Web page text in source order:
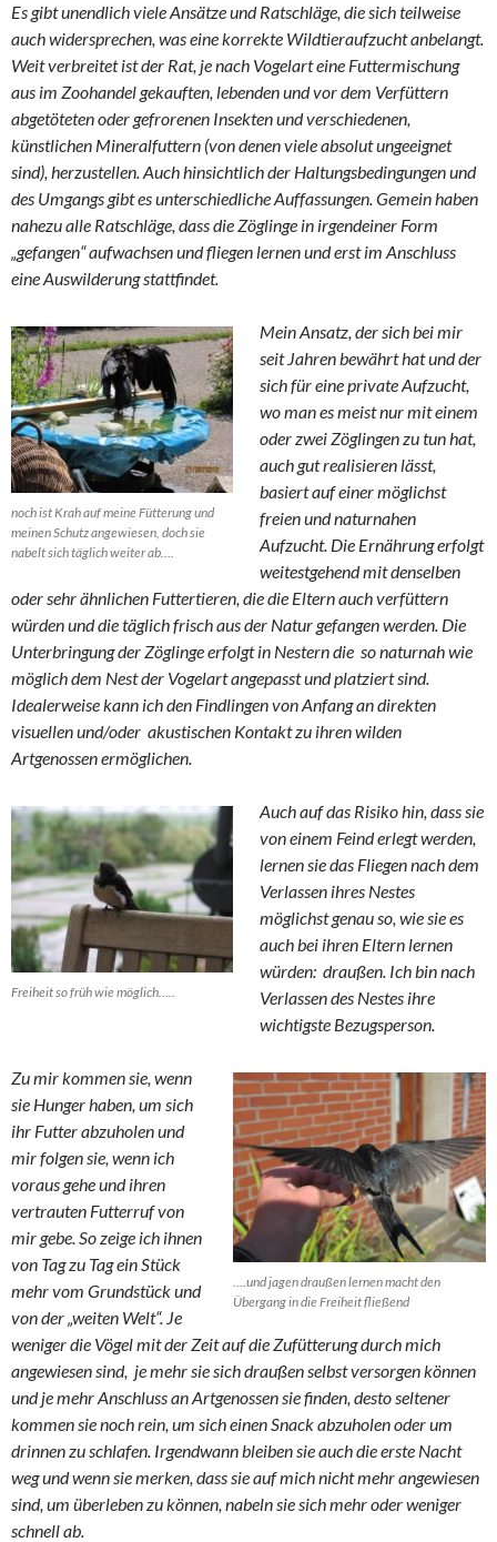
Es gibt unendlich viele Ansätze und Ratschläge, die sich teilweise
auch widersprechen, was eine korrekte Wildtieraufzucht anbelangt.
Weit verbreitet ist der Rat, je nach Vogelart eine Futtermischung
aus im Zoohandel gekauften, lebenden und vor dem Verfüttern
abgetöteten oder gefrorenen Insekten und verschiedenen,
künstlichen Mineralfuttern (von denen viele absolut ungeeignet
sind), herzustellen. Auch hinsichtlich der Haltungsbedingungen und
des Umgangs gibt es unterschiedliche Auffassungen. Gemein haben
nahezu alle Ratschläge, dass die Zöglinge in irgendeiner Form
„gefangen“ aufwachsen und fliegen lernen und erst im Anschluss
eine Auswilderung stattfindet.
noch ist Krah auf meine Fütterung und
meinen Schutz angewiesen, doch sie
nabelt sich täglich weiter ab….
Mein Ansatz, der sich bei mir
seit Jahren bewährt hat und der
sich für eine private Aufzucht,
wo man es meist nur mit einem
oder zwei Zöglingen zu tun hat,
auch gut realisieren lässt,
basiert auf einer möglichst
freien und naturnahen
Aufzucht. Die Ernährung erfolgt
weitestgehend mit denselben
oder sehr ähnlichen Futtertieren, die die Eltern auch verfüttern
würden und die täglich frisch aus der Natur gefangen werden. Die
Unterbringung der Zöglinge erfolgt in Nestern die so naturnah wie
möglich dem Nest der Vogelart angepasst und platziert sind.
Idealerweise kann ich den Findlingen von Anfang an direkten
visuellen und/oder akustischen Kontakt zu ihren wilden
Artgenossen ermöglichen.
Freiheit so früh wie möglich…..
Auch auf das Risiko hin, dass sie
von einem Feind erlegt werden,
lernen sie das Fliegen nach dem
Verlassen ihres Nestes
möglichst genau so, wie sie es
auch bei ihren Eltern lernen
würden: draußen. Ich bin nach
Verlassen des Nestes ihre
wichtigste Bezugsperson.
….und jagen draußen lernen macht den
Übergang in die Freiheit fließend
Zu mir kommen sie, wenn
sie Hunger haben, um sich
ihr Futter abzuholen und
mir folgen sie, wenn ich
voraus gehe und ihren
vertrauten Futterruf von
mir gebe. So zeige ich ihnen
von Tag zu Tag ein Stück
mehr vom Grundstück und
von der „weiten Welt“. Je
weniger die Vögel mit der Zeit auf die Zufütterung durch mich
angewiesen sind, je mehr sie sich draußen selbst versorgen können
und je mehr Anschluss an Artgenossen sie finden, desto seltener
kommen sie noch rein, um sich einen Snack abzuholen oder um
drinnen zu schlafen. Irgendwann bleiben sie auch die erste Nacht
weg und wenn sie merken, dass sie auf mich nicht mehr angewiesen
sind, um überleben zu können, nabeln sie sich mehr oder weniger
schnell ab.